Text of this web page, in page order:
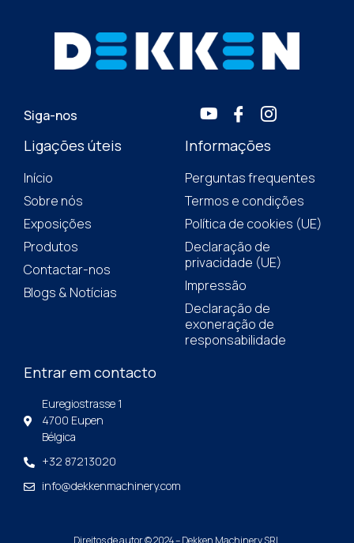
Siga-nos
Ligações úteis
Início
Sobre nós
Exposições
Produtos
Contactar-nos
Blogs & Notícias
Informações
Perguntas frequentes
Termos e condições
Política de cookies (UE)
Declaração de
privacidade (UE)
Impressão
Declaração de
exoneração de
responsabilidade
Entrar em contacto
Euregiostrasse 1
4700 Eupen
Bélgica
+32 87213020
info@dekkenmachinery.com